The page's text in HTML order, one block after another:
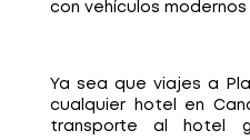
con vehículos
Ya sea que viajes a
cualquier hotel en
transporte al hotel